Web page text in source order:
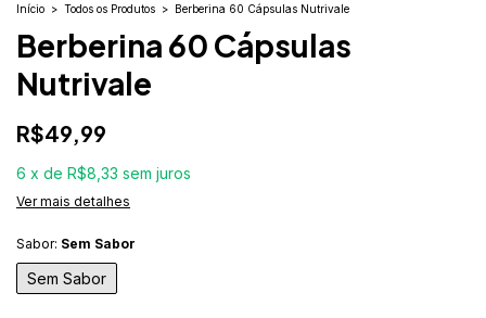
Início > Todos os Produtos > Berberina 60 Cápsulas Nutrivale
Berberina 60 Cápsulas
Nutrivale
R$49,99
6 x de R$8,33 sem juros
Ver mais detalhes
Sabor: Sem Sabor
Sem Sabor